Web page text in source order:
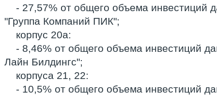
- 27,57% от общего объема инвестиций
"Группа Компаний ПИК";
корпус 20а:
- 8,46% от общего объема инвестиций
Лайн Билдингс";
корпуса 21, 22:
- 10,5% от общего объема инвестиций